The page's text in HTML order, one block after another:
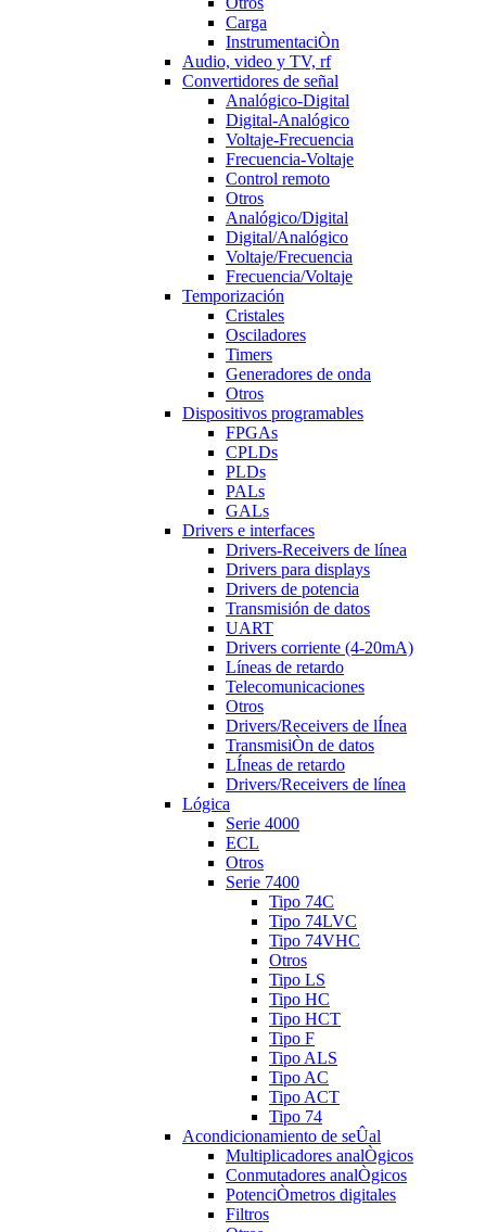
Carga
InstrumentaciÒn
Audio, video y TV, rf
Convertidores de señal
Analógico-Digital
Digital-Analógico
Voltaje-Frecuencia
Frecuencia-Voltaje
Control remoto
Otros
Analógico/Digital
Digital/Analógico
Voltaje/Frecuencia
Frecuencia/Voltaje
Temporización
Cristales
Osciladores
Timers
Generadores de onda
Otros
Dispositivos programables
FPGAs
CPLDs
PLDs
PALs
GALs
Drivers e interfaces
Drivers-Receivers de línea
Drivers para displays
Drivers de potencia
Transmisión de datos
UART
Drivers corriente (4-20mA)
Líneas de retardo
Telecomunicaciones
Otros
Drivers/Receivers de lÍnea
TransmisiÒn de datos
LÍneas de retardo
Drivers/Receivers de línea
Lógica
Serie 4000
ECL
Otros
Serie 7400
Tipo 74C
Tipo 74LVC
Tipo 74VHC
Otros
Tipo LS
Tipo HC
Tipo HCT
Tipo F
Tipo ALS
Tipo AC
Tipo ACT
Tipo 74
Acondicionamiento de seÛal
Multiplicadores analÒgicos
Conmutadores analÒgicos
PotenciÒmetros digitales
Filtros